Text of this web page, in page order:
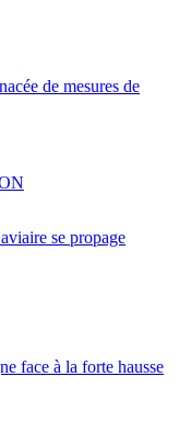
de mesures de
se propage
face à la forte hausse